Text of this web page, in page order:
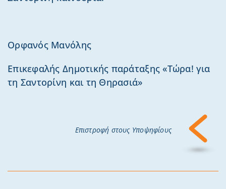
Ορφανός Μανόλης
Επικεφαλής Δημοτικής παράταξης «Τώρα! για
τη Σαντορίνη και τη Θηρασιά»
Επιστροφή στους Υποψηφίους